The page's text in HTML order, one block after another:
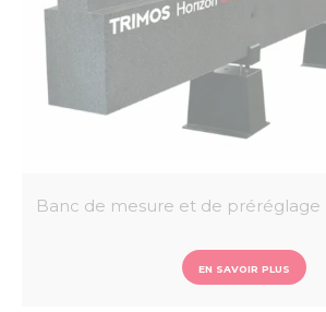
Banc de mesure et de préréglage
EN SAVOIR PLUS